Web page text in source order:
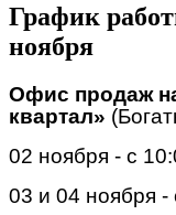
График
ноября
Офис продаж
квартал»
02 ноября - с
03 и 04 ноября -